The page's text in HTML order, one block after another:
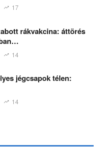
17
rákvakcina: áttörés
14
jégcsapok télen:
14